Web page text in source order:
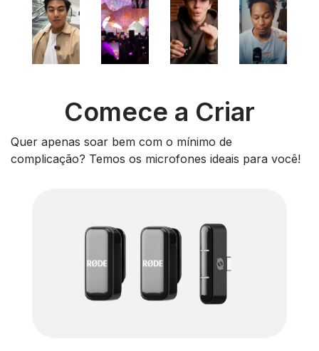
Comece a Criar
Quer apenas soar bem com o mínimo de
complicação? Temos os microfones ideais para você!